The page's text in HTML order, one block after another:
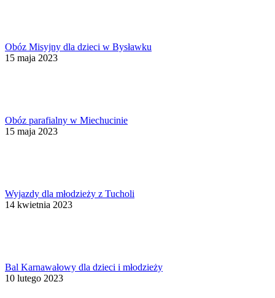
Obóz Misyjny dla dzieci w Bysławku
15 maja 2023
Obóz parafialny w Miechucinie
15 maja 2023
Wyjazdy dla młodzieży z Tucholi
14 kwietnia 2023
Bal Karnawałowy dla dzieci i młodzieży
10 lutego 2023